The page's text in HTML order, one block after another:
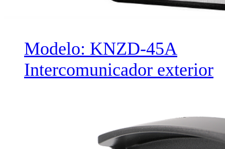
Modelo: KNZD-45A
Intercomunicador exterior